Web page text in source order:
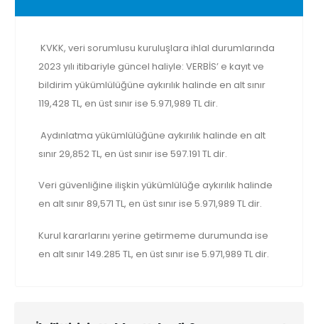
KVKK, veri sorumlusu kuruluşlara ihlal durumlarında
2023 yılı itibariyle güncel haliyle: VERBİS’ e kayıt ve
bildirim yükümlülüğüne aykırılık halinde en alt sınır
119,428 TL, en üst sınır ise 5.971,989 TL dir.
Aydınlatma yükümlülüğüne aykırılık halinde en alt
sınır 29,852 TL, en üst sınır ise 597.191 TL dir.
Veri güvenliğine ilişkin yükümlülüğe aykırılık halinde
en alt sınır 89,571 TL, en üst sınır ise 5.971,989 TL dir.
Kurul kararlarını yerine getirmeme durumunda ise
en alt sınır 149.285 TL, en üst sınır ise 5.971,989 TL dir.